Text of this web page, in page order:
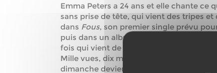
Emma Peters a 24 ans et elle chante ce
sans prise de tête, qui vient des tripes et
dans Fous, son premier single prévu
puis dans un album qu’elle a écrit toute
fois qui vient de loin.
Mille vues, dix mille, cent mille… Même
dimanche devient son jour préféré. Son